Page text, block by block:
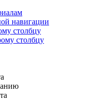
навигации
столбцу
столбцу